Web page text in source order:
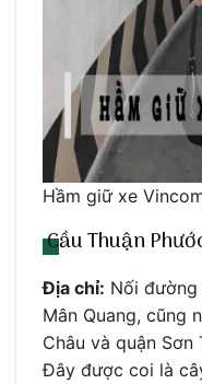
Hầm giữ xe
Cầu Thuận
Địa chỉ: Nối đường
Mân Quang, cũng
Châu và quận Sơn
Đây được coi là